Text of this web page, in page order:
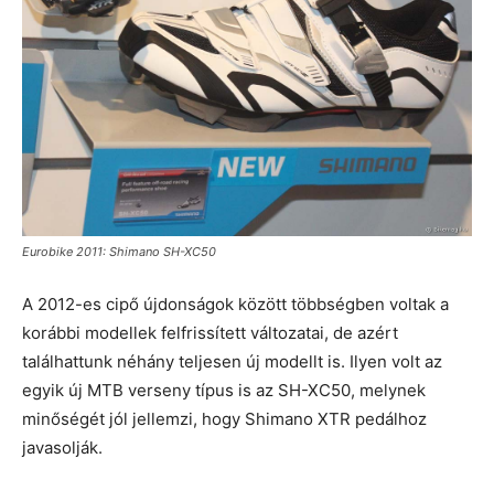
Eurobike 2011: Shimano SH-XC50
A 2012-es cipő újdonságok között többségben voltak a
korábbi modellek felfrissített változatai, de azért
találhattunk néhány teljesen új modellt is. Ilyen volt az
egyik új MTB verseny típus is az SH-XC50, melynek
minőségét jól jellemzi, hogy Shimano XTR pedálhoz
javasolják.